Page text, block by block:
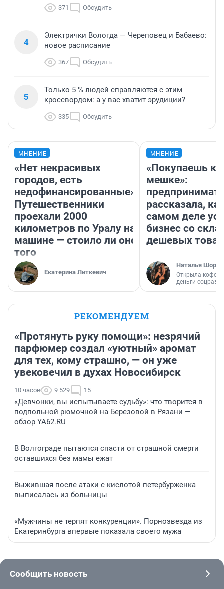
371 Обсудить
4
Электрички Вологда — Череповец и Бабаево:
новое расписание
367 Обсудить
5
Только 5 % людей справляются с этим
кроссвордом: а у вас хватит эрудиции?
335 Обсудить
МНЕНИЕ
«Нет некрасивых
городов, есть
недофинансированные».
Путешественники
проехали 2000
километров по Уралу на
машине — стоило ли оно
того
Екатерина Литкевич
МНЕНИЕ
«Покупаешь
мешке»:
рассказала,
самом деле
бизнес со
дешевых
Наталья
Открыла
деньги
РЕКОМЕНДУЕМ
«Протянуть руку помощи»: незрячий
парфюмер создал «уютный» аромат
для тех, кому страшно, — он уже
увековечил в духах Новосибирск
10 часов 9 529 15
«Девчонки, вы испытываете судьбу»: что творится в
подпольной рюмочной на Березовой в Рязани —
обзор YA62.RU
В Волгограде пытаются спасти от страшной смерти
оставшихся без мамы ежат
Выжившая после атаки с кислотой петербурженка
выписалась из больницы
«Мужчины не терпят конкуренции». Порнозвезда из
Екатеринбурга впервые показала своего мужа
Сообщить новость